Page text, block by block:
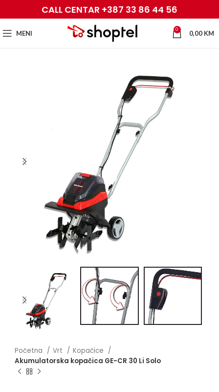
CALL CENTAR +387 33 86 44 56
MENI 0 0,00 KM
Početna Vrt
Kopačice
Akumulatorska kopačica GE-CR 30 Li Solo